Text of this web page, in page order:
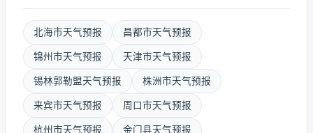
北海市天气预报 昌都市天气预报
锦州市天气预报 天津市天气预报
锡林郭勒盟天气预报 株洲市天气预报
来宾市天气预报 周口市天气预报
杭州市天气预报 金门县天气预报